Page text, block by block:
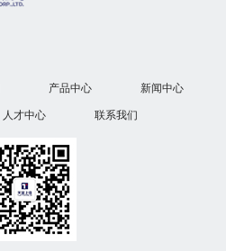
产品中心 新闻中心
人才中心 联系我们